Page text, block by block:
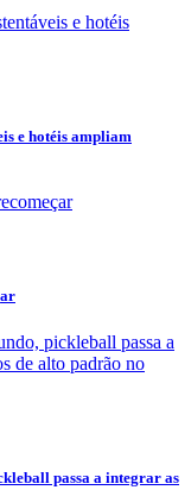
e hotéis ampliam
passa a integrar as